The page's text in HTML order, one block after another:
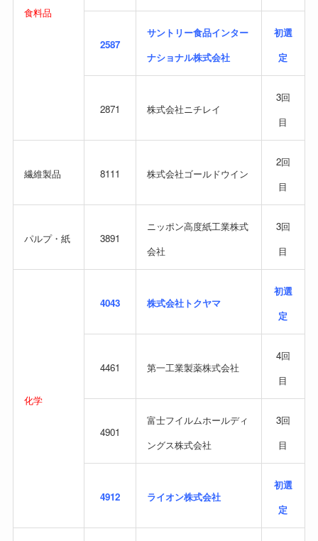
食料品
2587
サントリー食品インター
ナショナル株式会社
初選
定
2871 株式会社ニチレイ
3回
目
繊維製品 8111 株式会社ゴールドウイン
2回
目
パルプ・紙 3891
ニッポン高度紙工業株式
会社
3回
目
化学
4043 株式会社トクヤマ
初選
定
4461 第一工業製薬株式会社
4回
目
4901
富士フイルムホールディ
ングス株式会社
3回
目
4912 ライオン株式会社
初選
定